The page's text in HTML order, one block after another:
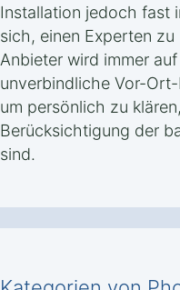
Installation jedoch fast
sich, einen Experten
Anbieter wird immer
unverbindliche Vor-
um persönlich zu
Berücksichtigung der
sind.